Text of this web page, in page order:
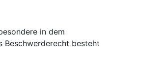
in dem
Beschwerderecht besteht